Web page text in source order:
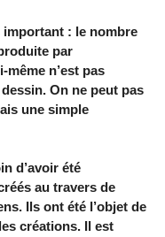
: le nombre
par
même n’est pas
On ne peut pas
une simple
d’avoir été
au travers de
Ils ont été l’objet de
créations. Il est